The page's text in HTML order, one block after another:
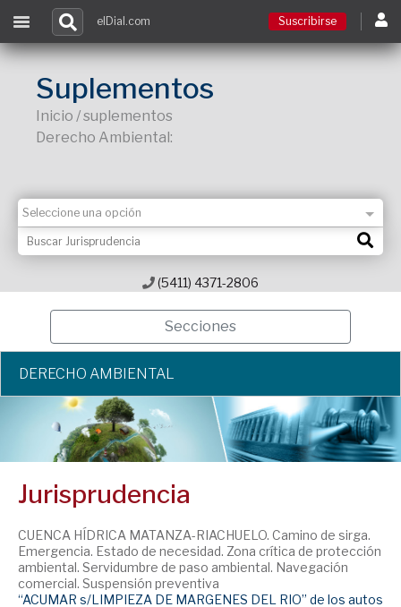
elDial.com Suscribirse
Suplementos
Inicio / suplementos
Derecho Ambiental:
(5411) 4371-2806
Secciones
DERECHO AMBIENTAL
Jurisprudencia
CUENCA HÍDRICA MATANZA-RIACHUELO. Camino de sirga.
Emergencia. Estado de necesidad. Zona crítica de protección
ambiental. Servidumbre de paso ambiental. Navegación
comercial. Suspensión preventiva
“ACUMAR s/LIMPIEZA DE MARGENES DEL RIO” de los autos